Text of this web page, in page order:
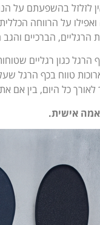
לזלזל בהשפעתם על
על הרווחה
הברכיים והגב
הרגל כגון רגליים
טווח בכף הרגל
כל היום, בין אם
אישית.